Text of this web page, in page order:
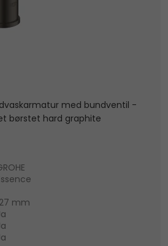
med bundventil -
børstet hard graphite
mm